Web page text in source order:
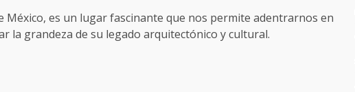
México, es un lugar fascinante que nos permite adentrarnos en
la grandeza de su legado arquitectónico y cultural.